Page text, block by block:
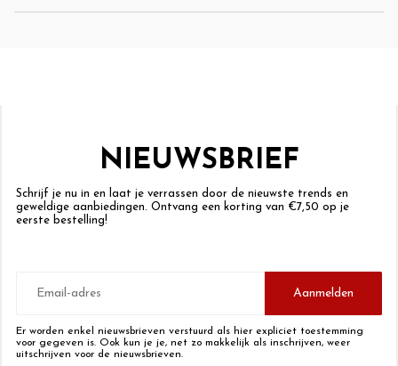
NIEUWSBRIEF
Schrijf je nu in en laat je verrassen door de nieuwste trends en
geweldige aanbiedingen. Ontvang een korting van €7,50 op je
eerste bestelling!
mailadres
Aanmelden
Er worden enkel nieuwsbrieven verstuurd als hier expliciet toestemming
voor gegeven is. Ook kun je je, net zo makkelijk als inschrijven, weer
uitschrijven voor de nieuwsbrieven.